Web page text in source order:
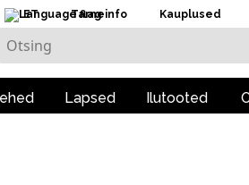
ET Tarneinfo Kauplused
Lapsed Ilutooted